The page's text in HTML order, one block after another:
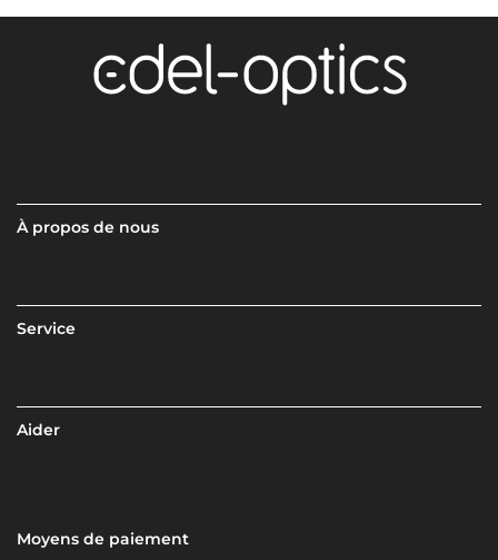
À propos de nous
Service
Aider
Moyens de paiement